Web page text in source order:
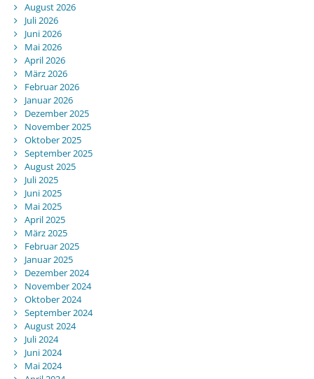
August 2026
Juli 2026
Juni 2026
Mai 2026
April 2026
März 2026
Februar 2026
Januar 2026
Dezember 2025
November 2025
Oktober 2025
September 2025
August 2025
Juli 2025
Juni 2025
Mai 2025
April 2025
März 2025
Februar 2025
Januar 2025
Dezember 2024
November 2024
Oktober 2024
September 2024
August 2024
Juli 2024
Juni 2024
Mai 2024